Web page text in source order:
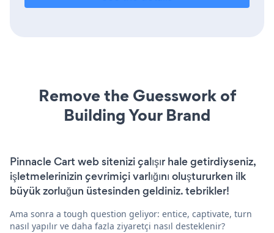
Remove the Guesswork of
Building Your Brand
Pinnacle Cart web sitenizi çalışır hale getirdiyseniz,
işletmelerinizin çevrimiçi varlığını oluştururken ilk
büyük zorluğun üstesinden geldiniz. tebrikler!
Ama sonra a tough question geliyor: entice, captivate, turn
nasıl yapılır ve daha fazla ziyaretçi nasıl desteklenir?